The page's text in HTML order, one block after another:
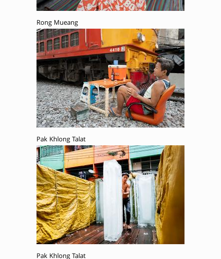
Rong Mueang
Pak Khlong Talat
Pak Khlong Talat